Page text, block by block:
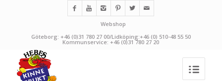
Webshop
Göteborg: +46 (0)31 780 27 00/Lidköping:+46 (0) 510-48 55 50
Kommunservice: +46 (0)31 780 27 20